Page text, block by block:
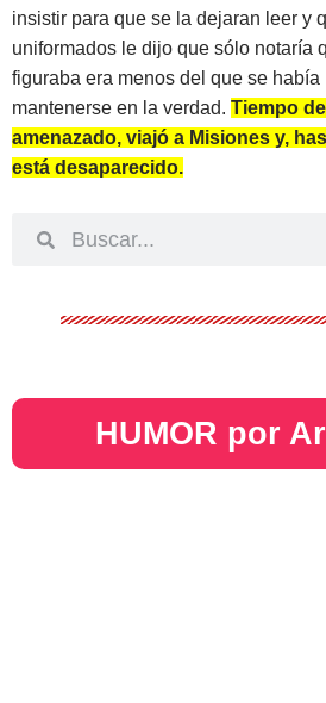
insistir para que se la dejaran leer y
uniformados le dijo que sólo notaría
figuraba era menos del que se
mantenerse en la verdad. Tiempo
amenazado, viajó a Misiones y,
está desaparecido.
HUMOR por